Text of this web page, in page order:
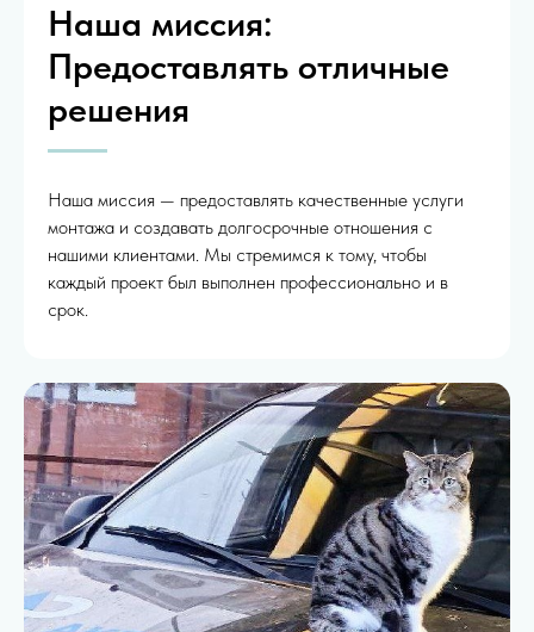
Наша миссия:
Предоставлять отличные
решения
Наша миссия — предоставлять качественные услуги
монтажа и создавать долгосрочные отношения с
нашими клиентами. Мы стремимся к тому, чтобы
каждый проект был выполнен профессионально и в
срок.